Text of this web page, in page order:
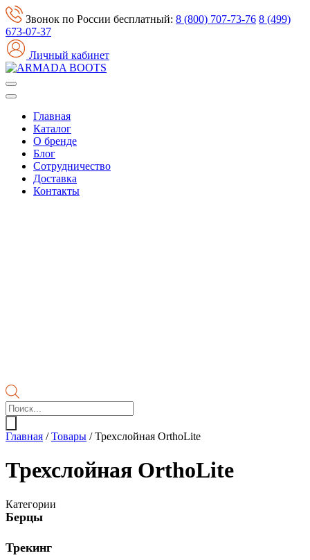
Звонок по России бесплатный: 8 (800) 707-73-76 8 (499)
673-07-37
Личный кабинет
Главная
Каталог
О бренде
Блог
Сотрудничество
Доставка
Контакты
Поиск
товаров
Главная / Товары / Трехслойная OrthoLite
Трехслойная OrthoLite
Категории
Берцы
Трекинг